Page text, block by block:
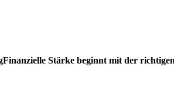
Finanzielle Stärke beginnt mit der